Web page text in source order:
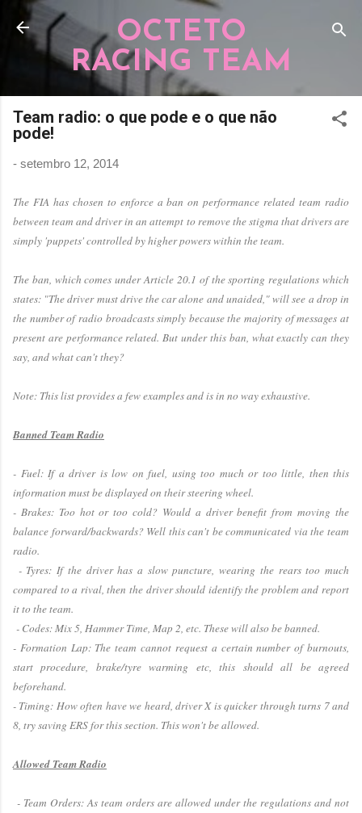
Pular para o conteúdo principal
OCTETO
RACING TEAM
Team radio: o que pode e o que não
pode!
- setembro 12, 2014
The FIA has chosen to enforce a ban on performance related team radio
between team and driver in an attempt to remove the stigma that drivers are
simply 'puppets' controlled by higher powers within the team.
The ban, which comes under Article 20.1 of the sporting regulations which
states: "The driver must drive the car alone and unaided," will see a drop in
the number of radio broadcasts simply because the majority of messages at
present are performance related. But under this ban, what exactly can they
say, and what can't they?
Note: This list provides a few examples and is in no way exhaustive.
Banned Team Radio
- Fuel: If a driver is low on fuel, using too much or too little, then this
information must be displayed on their steering wheel.
- Brakes: Too hot or too cold? Would a driver benefit from moving the
balance forward/backwards? Well this can't be communicated via the team
radio.
- Tyres: If the driver has a slow puncture, wearing the rears too much
compared to a rival, then the driver should identify the problem and report
it to the team.
- Codes: Mix 5, Hammer Time, Map 2, etc. These will also be banned.
- Formation Lap: The team cannot request a certain number of burnouts,
start procedure, brake/tyre warming etc, this should all be agreed
beforehand.
- Timing: How often have we heard, driver X is quicker through turns 7 and
8, try saving ERS for this section. This won't be allowed.
Allowed Team Radio
- Team Orders: As team orders are allowed under the regulations and not